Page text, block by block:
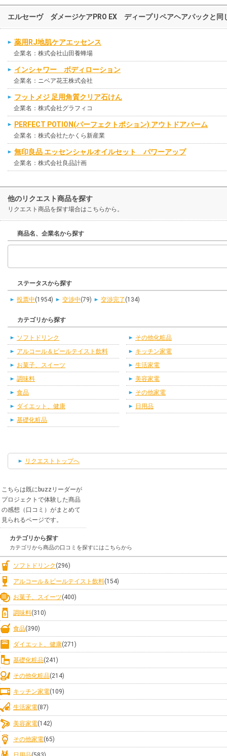
エルセーヴ ダメージケアPRO EX ディープリペアヘアパックと同
薬用RJ地肌ケアエッセンス
企業名：株式会社山田養蜂場
インシャワー ボディローション
企業名：ニベア花王株式会社
フットメジ 足用角質クリア石けん
企業名：株式会社グラフィコ
PERFECT POTION(パーフェクトポション) アウトドアバーム
企業名：株式会社たかくら新産業
無印良品 エッセンシャルオイルセット パワーアップ
企業名：株式会社良品計画
他のリクエスト商品を探す
リクエスト商品を探す場合はこちらから。
商品名、企業名から探す
ステータスから探す
投票中(1954) 交渉中(79) 交渉完了 (134)
カテゴリから探す
ソフトドリンク
アルコール＆ビールテイスト飲料
お菓子、スイーツ
調味料
食品
ダイエット、健康
基礎化粧品
その他化粧品
キッチン家電
生活家電
美容家電
その他家電
日用品
リクエストトップへ
こちらは既にbuzzリーダーが
プロジェクトで体験した商品
の感想（口コミ）がまとめて
見られるページです。
カテゴリから探す
カテゴリから商品の口コミを探すにはこちらから
ソフトドリンク (296)
アルコール＆ビールテイスト飲料(154)
お菓子、スイーツ(400)
調味料(310)
食品(390)
ダイエット、健康(271)
基礎化粧品(241)
その他化粧品(214)
キッチン家電(109)
生活家電(87)
美容家電(142)
その他家電(65)